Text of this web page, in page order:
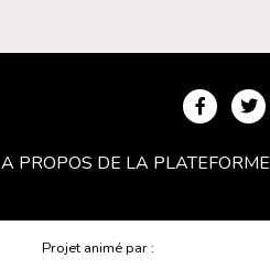
A PROPOS DE LA PLATEFORME
Projet animé par :